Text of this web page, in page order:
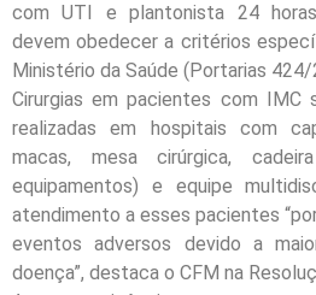
com UTI e plantonista 24
devem obedecer a critérios
Ministério da Saúde (Portarias
Cirurgias em pacientes com IMC
realizadas em hospitais com
macas, mesa cirúrgica,
equipamentos) e equipe
atendimento a esses pacientes
eventos adversos devido a
doença”, destaca o CFM na